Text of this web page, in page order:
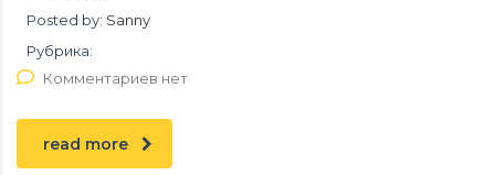
Posted by: Sanny
Рубрика:
Комментариев нет
read more